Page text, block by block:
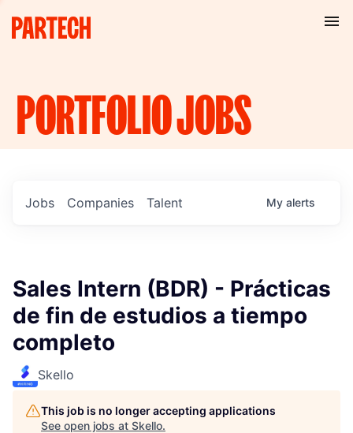
PORTFOLIOJOBS
Jobs Companies Talent My alerts
Sales Intern (BDR) - Prácticas
de fin de estudios a tiempo
completo
Skello
This job is no longer accepting applications
See open jobs at Skello.